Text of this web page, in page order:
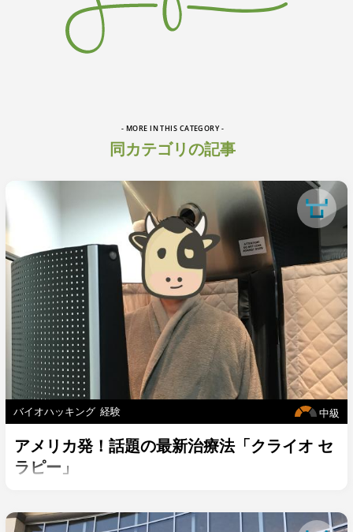
- MORE IN THIS CATEGORY -
同カテゴリの記事
中級
バイオハッキング 経験
アメリカ発！話題の最新治療法「クライオ セ
ラピー」